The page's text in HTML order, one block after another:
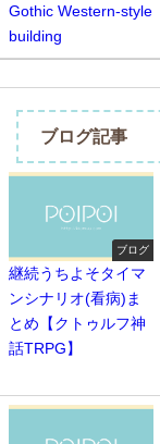
Gothic Western-style
building
ブログ記事
ブログ
継続うちよそタイマ
ンシナリオ(看病)ま
とめ【クトゥルフ神
話TRPG】